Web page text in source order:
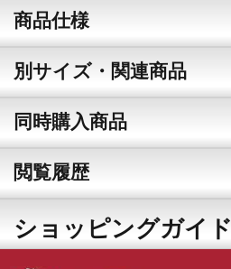
商品仕様
別サイズ・関連商品
同時購入商品
閲覧履歴
ショッピングガイド